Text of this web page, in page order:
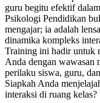
guru begitu efektif dalam
Psikologi Pendidikan
mengajar; ia adalah
dinamika kompleks
Training ini hadir untuk
Anda dengan wawasan
perilaku siswa, guru,
Siapkah Anda
interaksi di ruang kelas?